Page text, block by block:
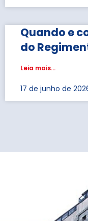
Quando e
do
Leia mais...
17 de junho de